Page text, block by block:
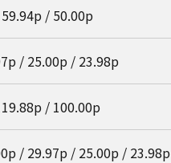
59.94p / 50.00p
/ 25.00p / 23.98p
/ 100.00p
/ 29.97p / 25.00p / 23.98p